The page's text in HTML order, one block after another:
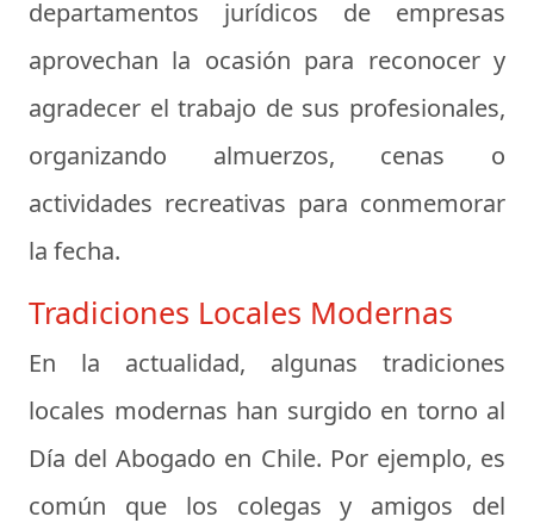
departamentos jurídicos de empresas
aprovechan la ocasión para reconocer y
agradecer el trabajo de sus profesionales,
organizando almuerzos, cenas o
actividades recreativas para conmemorar
la fecha.
Tradiciones Locales Modernas
En la actualidad, algunas tradiciones
locales modernas han surgido en torno al
Día del Abogado en Chile. Por ejemplo, es
común que los colegas y amigos del